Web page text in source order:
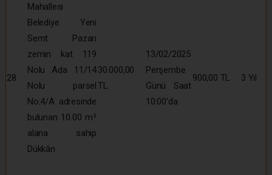
28
Mahallesi
Belediye Yeni
Semt Pazarı
zemin kat 119
Nolu Ada 11/14
Nolu parsel
No:4/A adresinde
bulunan 10.00 m²
alana sahip
Dükkân
30.000,00
TL
13/02/2025
Perşembe
Günü Saat
10:00’da
900,00 TL 3 Yıl